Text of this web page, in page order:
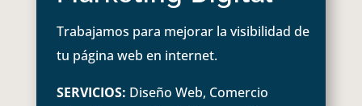
Trabajamos para mejorar la visibilidad de
tu página web en internet.
SERVICIOS: Diseño Web, Comercio